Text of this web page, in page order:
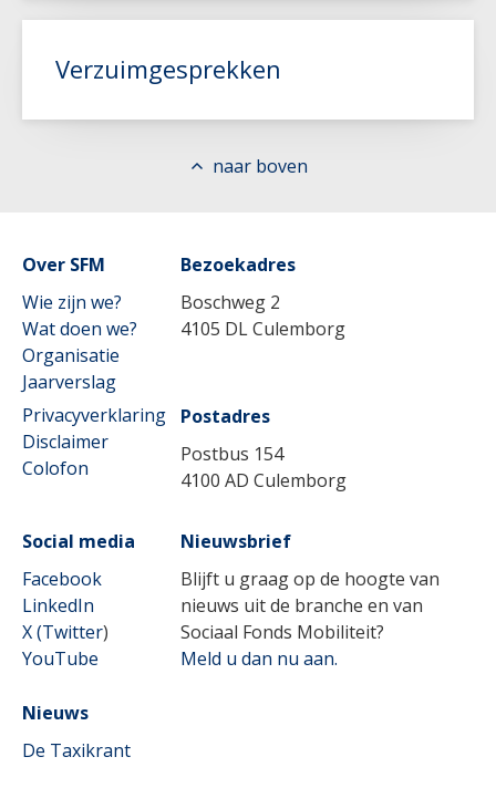
Lees meer
Verzuimgesprekken
Lees meer
naar boven
Over SFM
Wie zijn we?
Wat doen we?
Organisatie
Jaarverslag
Privacyverklaring
Disclaimer
Colofon
Bezoekadres
Boschweg 2
4105 DL Culemborg
Postadres
Postbus 154
4100 AD Culemborg
Social media
Facebook
LinkedIn
X (Twitter)
YouTube
Nieuws
De Taxikrant
Nieuwsbrief
Blijft u graag op de hoogte van
nieuws uit de branche en van
Sociaal Fonds Mobiliteit?
Meld u dan nu aan.